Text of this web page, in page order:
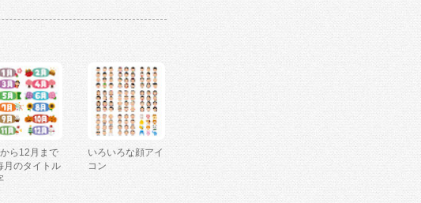
ら12月まで
月のタイトル
いろいろな顔アイ
コン